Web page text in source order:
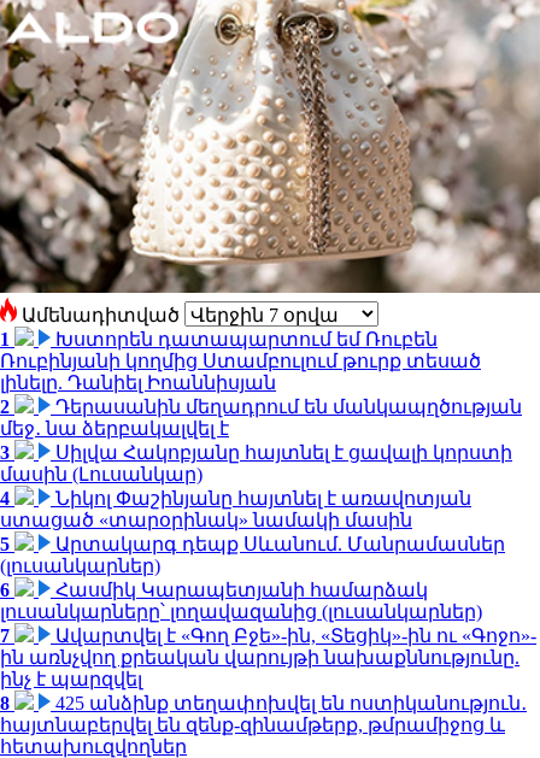
Ամենադիտված
1
Խստորեն դատապարտում եմ Ռուբեն
Ռուբինյանի կողմից Ստամբուլում թուրք տեսած
լինելը. Դանիել Իոաննիսյան
2
Դերասանին մեղադրում են մանկապղծության
մեջ․ նա ձերբակալվել է
3
Սիլվա Հակոբյանը հայտնել է ցավալի կորստի
մասին (Լուսանկար)
4
Նիկոլ Փաշինյանը հայտնել է առավոտյան
ստացած «տարօրինակ» նամակի մասին
5
Արտակարգ դեպք Սևանում. Մանրամասներ
(լուսանկարներ)
6
Հասմիկ Կարապետյանի համարձակ
լուսանկարները՝ լողավազանից (լուսանկարներ)
7
Ավարտվել է «Գող Բջե»-ին, «Տեցիկ»-ին ու «Գոջո»-
ին առնչվող քրեական վարույթի նախաքննությունը.
ինչ է պարզվել
8
425 անձինք տեղափոխվել են ոստիկանություն․
հայտնաբերվել են զենք-զինամթերք, թմրամիջոց և
հետախուզվողներ